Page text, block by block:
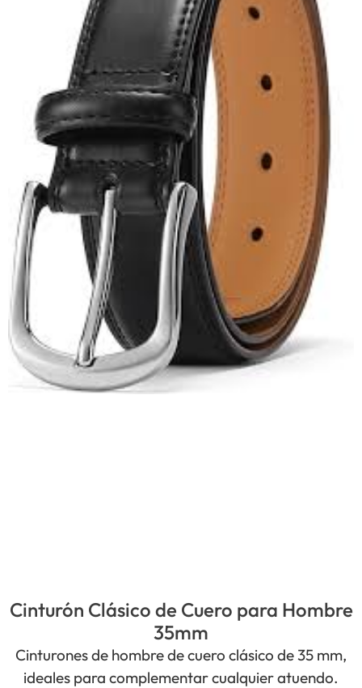
Cinturón Clásico de Cuero para Hombre
35mm
Cinturones de hombre de cuero clásico de 35 mm,
ideales para complementar cualquier atuendo.